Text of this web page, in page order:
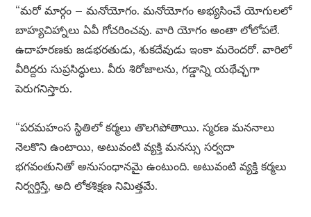
“మరో మార్గం – మనోయోగం. మనోయోగం అభ్యసించే యోగులలో
బాహ్యచిహ్నాలు ఏవీ గోచరించవు. వారి యోగం అంతా లోలోపలే.
ఉదాహరణకు జడభరతుడు, శుకదేవుడు ఇంకా మరెందరో. వారిలో
వీరిద్దరు సుప్రసిద్ధులు. వీరు శిరోజాలను, గడ్డాన్ని యథేచ్ఛగా
పెరుగనిస్తారు.
“పరమహంస స్థితిలో కర్మలు తొలగిపోతాయి. స్మరణ మననాలు
నెలకొని ఉంటాయి, అటువంటి వ్యక్తి మనస్సు సర్వదా
భగవంతునితో అనుసంధానమై ఉంటుంది. అటువంటి వ్యక్తి కర్మలు
నిర్వర్తిస్తే, అది లోకశిక్షణ నిమిత్తమే.